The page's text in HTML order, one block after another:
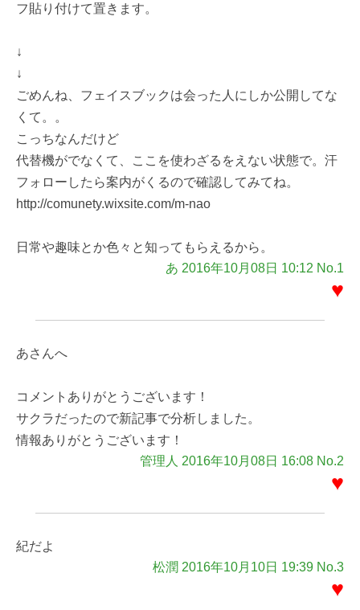
フ貼り付けて置きます。
↓
↓
ごめんね、フェイスブックは会った人にしか公開してな
くて。。
こっちなんだけど
代替機がでなくて、ここを使わざるをえない状態で。汗
フォローしたら案内がくるので確認してみてね。
http://comunety.wixsite.com/m-nao
日常や趣味とか色々と知ってもらえるから。
あ 2016年10月08日 10:12 No.1
♥
あさんへ
コメントありがとうございます！
サクラだったので新記事で分析しました。
情報ありがとうございます！
管理人 2016年10月08日 16:08 No.2
♥
紀だよ
松潤 2016年10月10日 19:39 No.3
♥